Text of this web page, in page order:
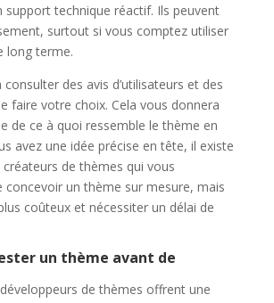
support technique réactif. Ils peuvent
surtout si vous comptez utiliser
long terme.
consulter des avis d’utilisateurs et des
faire votre choix. Cela vous donnera
de ce à quoi ressemble le thème en
avez une idée précise en tête, il existe
de thèmes qui vous
un thème sur mesure, mais
coûteux et nécessiter un délai de
un thème avant de
de thèmes offrent une